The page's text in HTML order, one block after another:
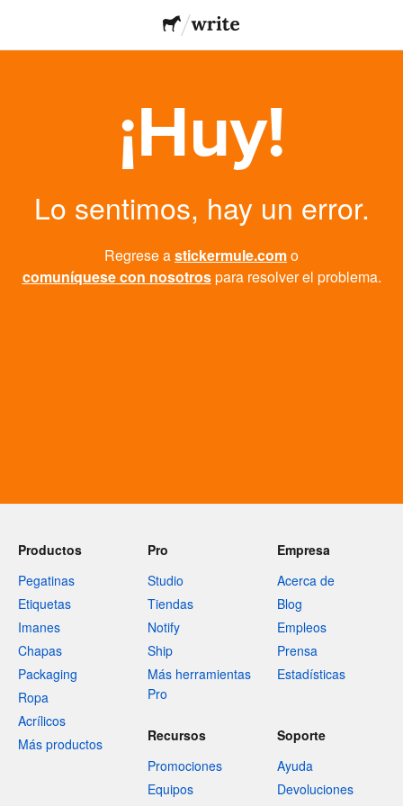
¡Huy!
Lo sentimos, hay un error.
Regrese astickermule.como
comuníquese con nosotrospara resolver el problema.
Productos
Pegatinas
Etiquetas
Imanes
Chapas
Packaging
Ropa
Acrílicos
Más productos
Pro
Studio
Tiendas
Notify
Ship
Más herramientas
Pro
Empresa
Acerca de
Blog
Empleos
Prensa
Estadísticas
Recursos
Promociones
Equipos
Soporte
Ayuda
Devoluciones